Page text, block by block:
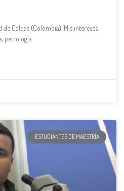
Caldas (Colombia). Mis intereses
petrología
ESTUDIANTES DE MAESTRÍA